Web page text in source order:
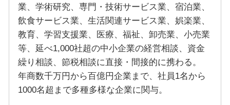
業、学術研究、専門・技術サービス業、宿泊業、
飲食サービス業、生活関連サービス業、娯楽業、
教育、学習支援業、医療、福祉、卸売業、小売業
等、延べ1,000社超の中小企業の経営相談、資金
繰り相談、節税相談に直接・間接的に携わる。
年商数千万円から百億円企業まで、社員1名から
1000名超まで多種多様な企業に関与。